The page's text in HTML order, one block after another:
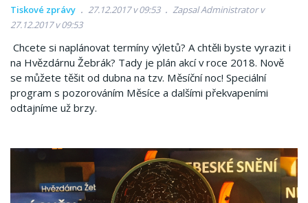
Tiskové zprávy 27.12.2017 v 09:53
Zapsal Administrator v
27.12.2017 v 09:53
Chcete si naplánovat termíny výletů? A chtěli byste vyrazit i
na Hvězdárnu Žebrák? Tady je plán akcí v roce 2018. Nově
se můžete těšit od dubna na tzv. Měsíční noc! Speciální
program s pozorováním Měsíce a dalšími překvapeními
odtajníme už brzy.